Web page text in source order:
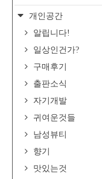
개인공간
알립니다!
일상인건가?
구매후기
출판소식
자기개발
귀여운것들
남성뷰티
향기
맛있는것